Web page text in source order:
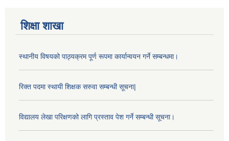
शिक्षा शाखा
स्थानीय विषयको पाठ्यक्रम पूर्ण रूपमा कार्यान्वयन गर्ने सम्बन्धमा।
रिक्त पदमा स्थायी शिक्षक सरुवा सम्बन्धी सूचना|
विद्यालय लेखा परिक्षणको लागि प्रस्ताव पेश गर्ने सम्बन्धी सूचना।